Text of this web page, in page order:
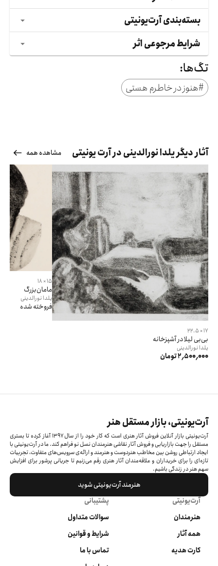
بسته‌بندی آرت‌یونیتی
شرایط مرجوعی اثر
تگ‌ها:
#هنوز در خاطرم هستی
آثار دیگر یلدا نورالدینی در آرت یونیتی مشاهده همه
17 × 22.5
بی‌بی لیلا در آشپزخانه
یلدانورالدینی
2٬500٬000 تومان
15 × 18
مامان‌بزرگ
یلدانورالدینی
فروخته شده
آرت‌یونیتی، بازار مستقل هنر
آرت‌یونیتی بازار آنلاین فروش آثار هنری است که کار خود را از سال ۱۳۹۷ آغاز کرده‌ تا بستری
مستقل را جهت بازاریابی و فروش آثار نقاشی هنرمندان نسل نو فراهم کند. ما در آرت‌یونیتی با
ایجاد ارتباطی روشن بین مخاطب هنردوست و هنرمند و ارائه‌ی سرویس‌های متفاوت، تجربیات
تازه‌ای را برای خریداران و علاقه‌مندان آثار هنری رقم می‌زنیم تا جریانی پرشور برای افزایش
سهم هنر در زندگی باشیم.
هنرمند آرت‌یونیتی شوید
آرت‌یونیتی
هنرمندان
همه آثار
کارت هدیه
پشتیبانی
سوالات متداول
شرایط و قوانین
تماس با ما